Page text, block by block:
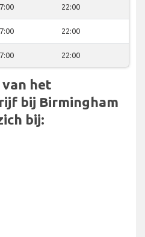
22:00
22:00
22:00
van het
bij Birmingham
bij: